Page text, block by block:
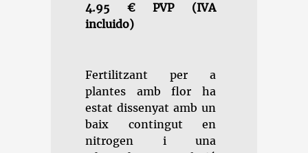
4.95 € PVP (IVA
incluido)
Fertilitzant per a
plantes amb flor ha
estat dissenyat amb un
baix contingut en
nitrogen i una